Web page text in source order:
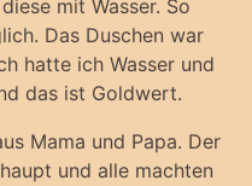
mit Wasser. So
Das Duschen war
hatte ich Wasser und
das ist Goldwert.
Mama und Papa. Der
und alle machten